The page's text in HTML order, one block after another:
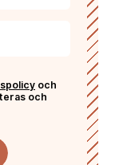
och
och